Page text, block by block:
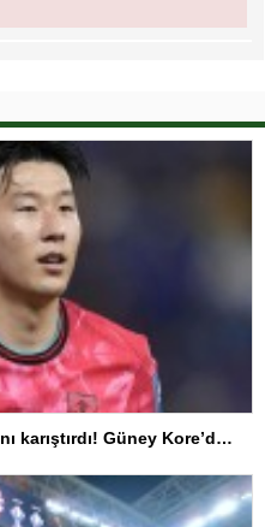
Askerlik şakası Dünya Kupası’nı karıştırdı! Güney Kore’den sert karar